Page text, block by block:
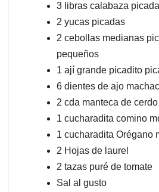
3 libras calabaza
2 yucas picadas
2 cebollas medianas
pequeños
1 ají grande picadito
6 dientes de ajo
2 cda manteca de cerdo
1 cucharadita comino
1 cucharadita Orégano
2 Hojas de laurel
2 tazas puré de tomate
Sal al gusto